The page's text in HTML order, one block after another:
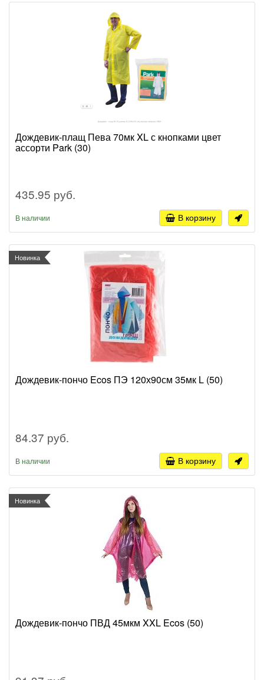
Дождевик-плащ Пева 70мк XL с кнопками цвет
ассорти Park (30)
435.95 руб.
В наличии В корзину
Новинка
Дождевик-пончо Ecos ПЭ 120х90см 35мк L (50)
84.37 руб.
В наличии В корзину
Новинка
Дождевик-пончо ПВД 45мкм XXL Ecos (50)